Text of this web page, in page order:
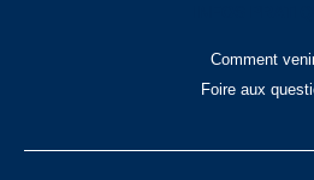
Comment
Foire aux